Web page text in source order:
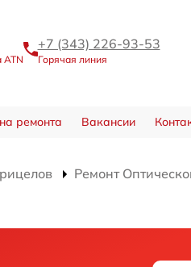
ATN
+7 (343) 226-93-53
Горячая линия
ремонта Вакансии
Ремонт